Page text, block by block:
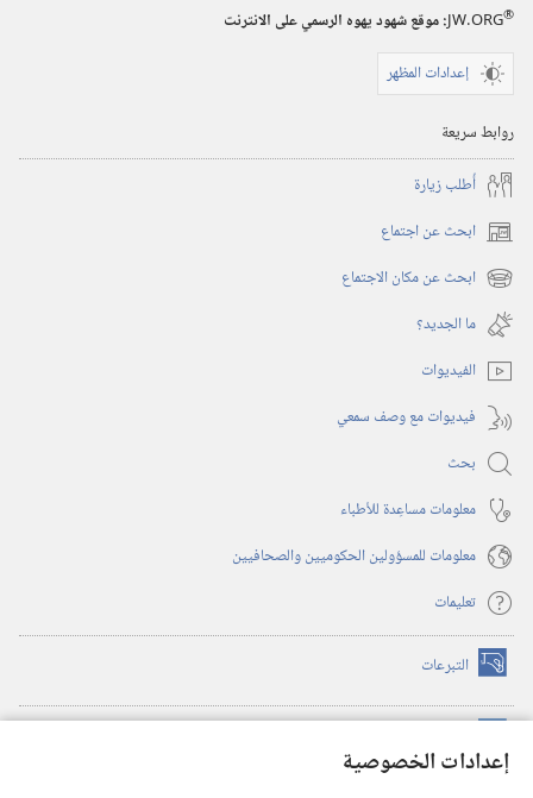
إعدادات الخصوصية
الدراسية)‏
‎٢٠٠٠
JW.ORG®
:‏ موقع شهود يهوه الرسمي على الانترنت
إعدادات المظهر
روابط سريعة
أُطلب زيارة
ابحث عن اجتماع (يفتح
نافذة ابحث عن مكان الاجتماع (يفتح
نافذة
جديدة)
ما الجديد؟‏
الفيديوات
فيديوات مع وصف سمعي
بحث
معلومات مساعِدة للأطباء
معلومات للمسؤولين الحكوميين والصحافيين
تعليمات
التبرعات (يفتح
نافذة
(يفتح
نافذة